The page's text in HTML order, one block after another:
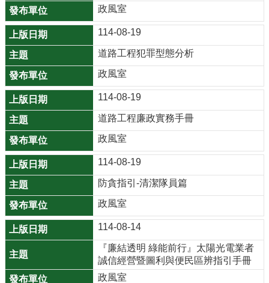
務
政
府
資
訊
公
開
廉
政
服
務
專
區
都
市
計
畫
政風室
114-08-19
道路工程犯罪型態分析
政風室
114-08-19
道路工程廉政實務手冊
政風室
114-08-19
防貪指引-清潔隊員篇
政風室
114-08-14
『廉結透明 綠能前行』太陽光電業者
誠信經營暨圖利與便民區辨指引手冊
政風室